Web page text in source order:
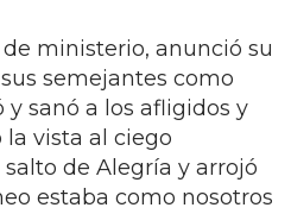
ministerio, anunció su
semejantes como
y sanó a los afligidos y
la vista al ciego
de Alegría y arrojó
estaba como nosotros